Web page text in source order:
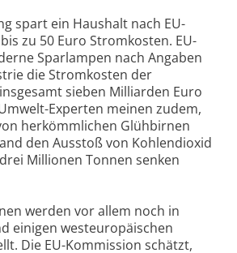
spart ein Haushalt nach EU-
zu 50 Euro Stromkosten. EU-
Sparlampen nach Angaben
die Stromkosten der
sieben Milliarden Euro
Experten meinen zudem,
herkömmlichen Glühbirnen
den Ausstoß von Kohlendioxid
Millionen Tonnen senken
werden vor allem noch in
einigen westeuropäischen
Die EU-Kommission schätzt,